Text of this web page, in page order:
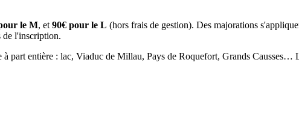
le M, et 90€ pour le L (hors frais de gestion). Des majorations
de l'inscription.
part entière : lac, Viaduc de Millau, Pays de Roquefort, Grands Causses…